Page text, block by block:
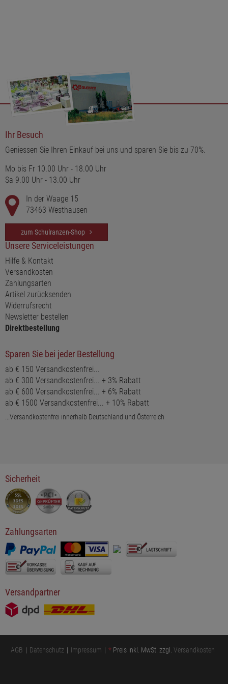
einzigartig und verleiht der Dekoration eine persönliche Note.
Ihr Besuch
Geniessen Sie Ihren Einkauf bei uns und sparen Sie bis zu 70%.
Mo bis Fr 10.00 Uhr - 18.00 Uhr
Sa 9.00 Uhr - 13.00 Uhr
In der Waage 15
73463 Westhausen
zum Schulranzen-Shop
Unsere Serviceleistungen
Hilfe & Kontakt
Versandkosten
Zahlungsarten
Artikel zurücksenden
Widerrufsrecht
Newsletter bestellen
Direktbestellung
Sparen Sie bei jeder Bestellung
ab € 150 Versandkostenfrei...
ab € 300 Versandkostenfrei... + 3% Rabatt
ab € 600 Versandkostenfrei... + 6% Rabatt
ab € 1500 Versandkostenfrei... + 10% Rabatt
...Versandkostenfrei innerhalb Deutschland und Österreich
Sicherheit
Zahlungsarten
Versandpartner
AGB Datenschutz Impressum * Preis inkl. MwSt. zzgl. Versandkosten